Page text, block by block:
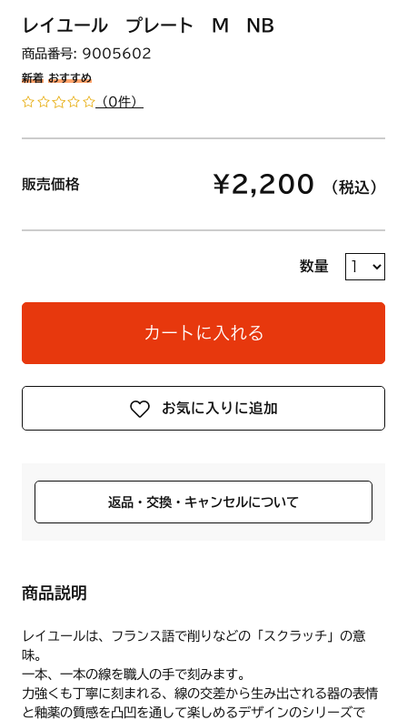
レイユール プレート M NB
商品番号: 9005602
新着 おすすめ
（0件）
販売価格 ¥2,200 （税込）
数量
カートに入れる
お気に入りに追加
返品・交換・キャンセルについて
商品説明
レイユールは、フランス語で削りなどの「スクラッチ」の意
味。
一本、一本の線を職人の手で刻みます。
力強くも丁寧に刻まれる、線の交差から生み出される器の表情
と釉薬の質感を凸凹を通して楽しめるデザインのシリーズで